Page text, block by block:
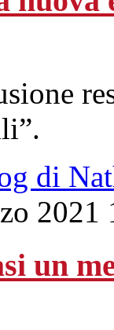
di
2021
un